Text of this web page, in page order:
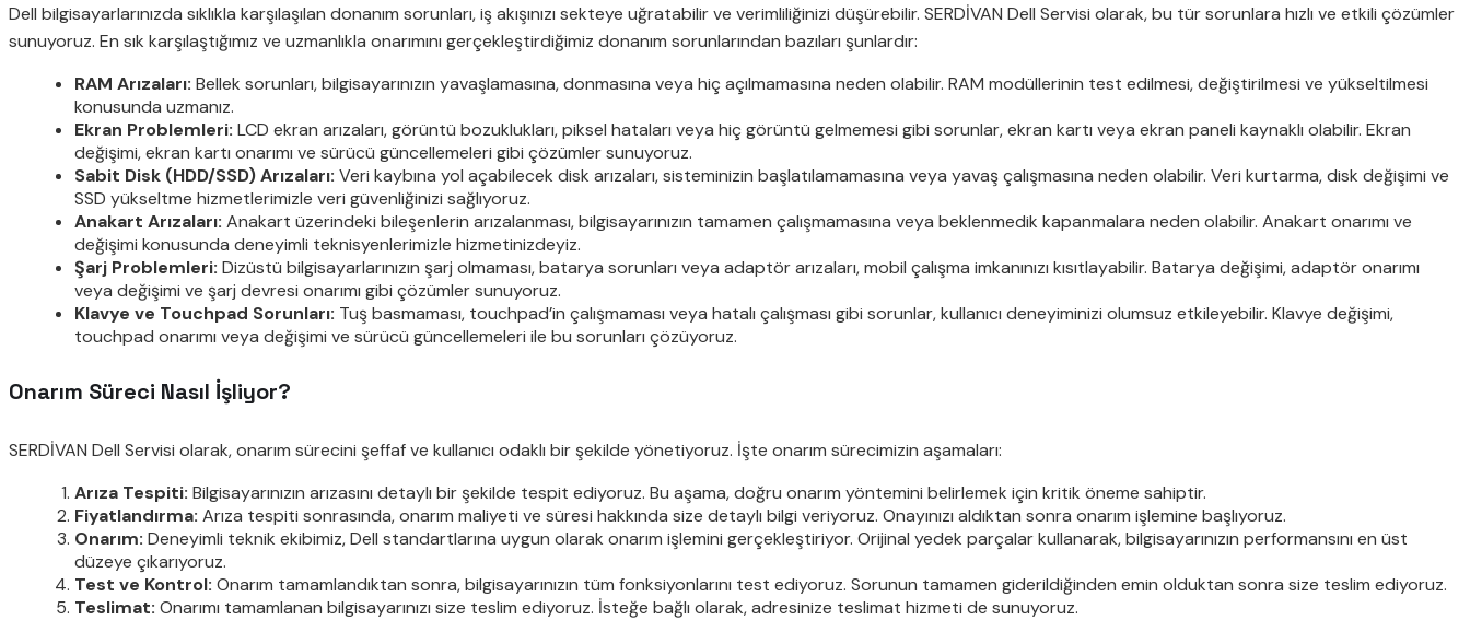
Dell bilgisayarlarınızda sıklıkla karşılaşılan donanım sorunları, iş akışınızı sekteye uğratabilir ve verimliliğinizi düşürebilir. SERDİVAN Dell Servisi olarak, bu tür sorunlara hızlı ve etkili çözümler
sunuyoruz. En sık karşılaştığımız ve uzmanlıkla onarımını gerçekleştirdiğimiz donanım sorunlarından bazıları şunlardır:
RAM Arızaları: Bellek sorunları, bilgisayarınızın yavaşlamasına, donmasına veya hiç açılmamasına neden olabilir. RAM modüllerinin test edilmesi, değiştirilmesi ve yükseltilmesi
konusunda uzmanız.
Ekran Problemleri: LCD ekran arızaları, görüntü bozuklukları, piksel hataları veya hiç görüntü gelmemesi gibi sorunlar, ekran kartı veya ekran paneli kaynaklı olabilir. Ekran
değişimi, ekran kartı onarımı ve sürücü güncellemeleri gibi çözümler sunuyoruz.
Sabit Disk (HDD/SSD) Arızaları: Veri kaybına yol açabilecek disk arızaları, sisteminizin başlatılamamasına veya yavaş çalışmasına neden olabilir. Veri kurtarma, disk değişimi ve
SSD yükseltme hizmetlerimizle veri güvenliğinizi sağlıyoruz.
Anakart Arızaları: Anakart üzerindeki bileşenlerin arızalanması, bilgisayarınızın tamamen çalışmamasına veya beklenmedik kapanmalara neden olabilir. Anakart onarımı ve
değişimi konusunda deneyimli teknisyenlerimizle hizmetinizdeyiz.
Şarj Problemleri: Dizüstü bilgisayarlarınızın şarj olmaması, batarya sorunları veya adaptör arızaları, mobil çalışma imkanınızı kısıtlayabilir. Batarya değişimi, adaptör onarımı
veya değişimi ve şarj devresi onarımı gibi çözümler sunuyoruz.
Klavye ve Touchpad Sorunları: Tuş basmaması, touchpad’in çalışmaması veya hatalı çalışması gibi sorunlar, kullanıcı deneyiminizi olumsuz etkileyebilir. Klavye değişimi,
touchpad onarımı veya değişimi ve sürücü güncellemeleri ile bu sorunları çözüyoruz.
Onarım Süreci Nasıl İşliyor?
SERDİVAN Dell Servisi olarak, onarım sürecini şeffaf ve kullanıcı odaklı bir şekilde yönetiyoruz. İşte onarım sürecimizin aşamaları:
Arıza Tespiti: Bilgisayarınızın arızasını detaylı bir şekilde tespit ediyoruz. Bu aşama, doğru onarım yöntemini belirlemek için kritik öneme sahiptir.
Fiyatlandırma: Arıza tespiti sonrasında, onarım maliyeti ve süresi hakkında size detaylı bilgi veriyoruz. Onayınızı aldıktan sonra onarım işlemine başlıyoruz.
Onarım: Deneyimli teknik ekibimiz, Dell standartlarına uygun olarak onarım işlemini gerçekleştiriyor. Orijinal yedek parçalar kullanarak, bilgisayarınızın performansını en üst
düzeye çıkarıyoruz.
Test ve Kontrol: Onarım tamamlandıktan sonra, bilgisayarınızın tüm fonksiyonlarını test ediyoruz. Sorunun tamamen giderildiğinden emin olduktan sonra size teslim ediyoruz.
Teslimat: Onarımı tamamlanan bilgisayarınızı size teslim ediyoruz. İsteğe bağlı olarak, adresinize teslimat hizmeti de sunuyoruz.